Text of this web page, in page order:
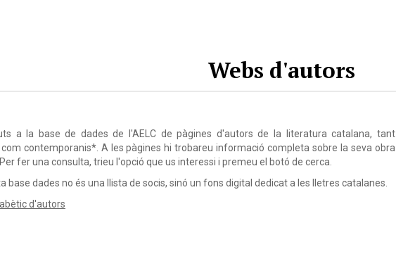
Webs d'autors
a la base de dades de l'AELC de pàgines d'autors de la literatura catalana, tant
com contemporanis*. A les pàgines hi trobareu informació completa sobre la seva obra
fer una consulta, trieu l'opció que us interessi i premeu el botó de cerca.
base dades no és una llista de socis, sinó un fons digital dedicat a les lletres catalanes.
d'autors